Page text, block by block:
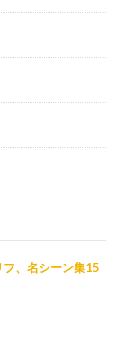
フ、名シーン集15